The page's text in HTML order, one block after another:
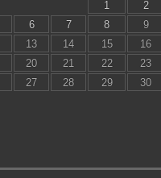
1
2
6 7 8
9
13 14 15
16
20 21 22
23
27 28 29
30